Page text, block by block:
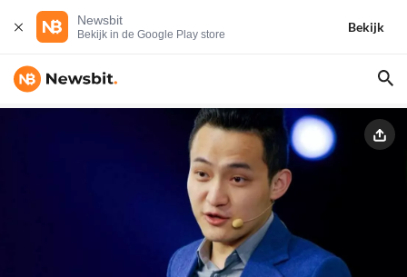
Newsbit
Bekijk in de Google Play store
Bekijk